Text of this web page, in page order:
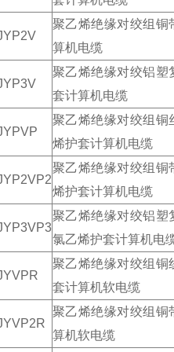
聚乙烯绝缘对绞组铜
算机电缆
聚乙烯绝缘对绞铝塑
套计算机电缆
聚乙烯绝缘对绞组铜
烯护套计算机电缆
聚乙烯绝缘对绞组铜
烯护套计算机电缆
聚乙烯绝缘对绞铝塑
氯乙烯护套计算机电
聚乙烯绝缘对绞组铜
套计算机软电缆
聚乙烯绝缘对绞组铜
算机软电缆